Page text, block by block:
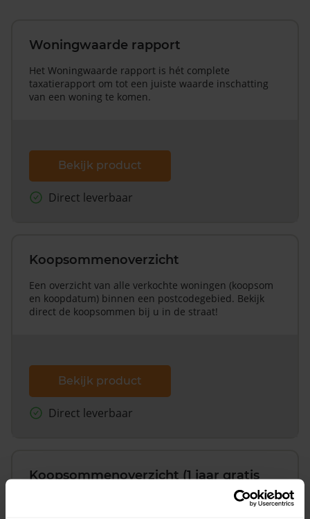
Woningwaarde rapport
Het Woningwaarde rapport is hét complete
taxatierapport om tot een juiste waarde inschatting
van een woning te komen.
Bekijk product
Direct leverbaar
Koopsommenoverzicht
Een overzicht van alle verkochte woningen (koopsom
en koopdatum) binnen een postcodegebied. Bekijk
direct de koopsommen bij u in de straat!
Bekijk product
Direct leverbaar
Koopsommenoverzicht (1 jaar gratis